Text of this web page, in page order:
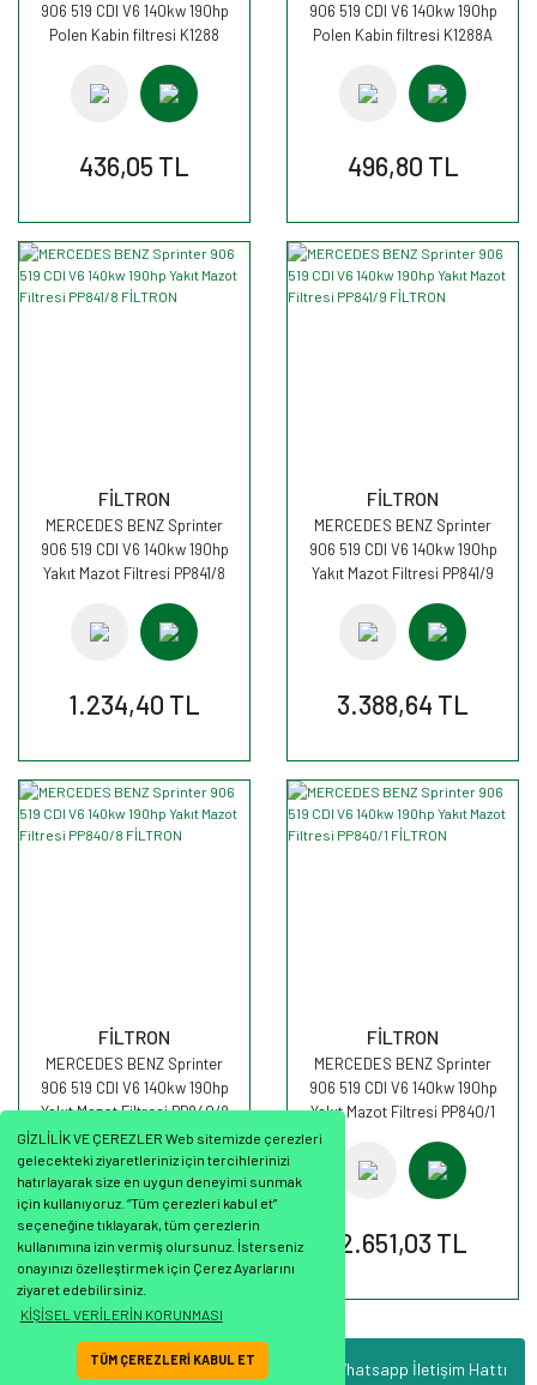
GİZLİLİK VE ÇEREZLER Web sitemizde çerezleri
gelecekteki ziyaretleriniz için tercihlerinizi
hatırlayarak size en uygun deneyimi sunmak
için kullanıyoruz. “Tüm çerezleri kabul et”
seçeneğine tıklayarak, tüm çerezlerin
kullanımına izin vermiş olursunuz. İsterseniz
onayınızı özelleştirmek için Çerez Ayarlarını
ziyaret edebilirsiniz.
KİŞİSEL VERİLERİN KORUNMASI
TÜM ÇEREZLERİ KABUL ET Whatsapp İletişim Hattı
906 519 CDI V6 140kw 190hp
Polen Kabin filtresi K1288
436,05 TL
906 519 CDI V6 140kw 190hp
Polen Kabin filtresi K1288A
496,80 TL
FİLTRON
MERCEDES BENZ Sprinter
906 519 CDI V6 140kw 190hp
Yakıt Mazot Filtresi PP841/8
1.234,40 TL
FİLTRON
MERCEDES BENZ Sprinter
906 519 CDI V6 140kw 190hp
Yakıt Mazot Filtresi PP841/9
3.388,64 TL
FİLTRON
MERCEDES BENZ Sprinter
906 519 CDI V6 140kw 190hp
Yakıt Mazot Filtresi PP840/8
FİLTRON
2.620,66 TL
FİLTRON
MERCEDES BENZ Sprinter
906 519 CDI V6 140kw 190hp
Yakıt Mazot Filtresi PP840/1
2.651,03 TL